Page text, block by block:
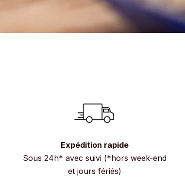
Expédition rapide
Sous 24h* avec suivi (*hors week-end
et jours fériés)